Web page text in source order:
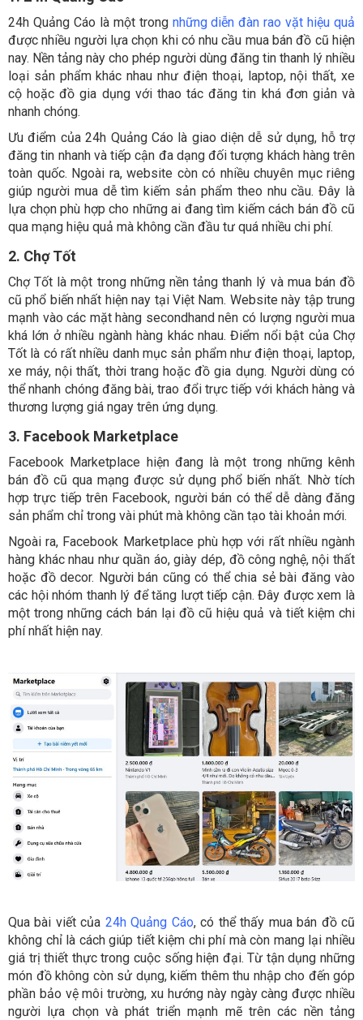
24h Quảng Cáo là một trong những diễn đàn rao vặt hiệu quả
được nhiều người lựa chọn khi có nhu cầu mua bán đồ cũ hiện
nay. Nền tảng này cho phép người dùng đăng tin thanh lý nhiều
loại sản phẩm khác nhau như điện thoại, laptop, nội thất, xe
cộ hoặc đồ gia dụng với thao tác đăng tin khá đơn giản và
nhanh chóng.
Ưu điểm của 24h Quảng Cáo là giao diện dễ sử dụng, hỗ trợ
đăng tin nhanh và tiếp cận đa dạng đối tượng khách hàng trên
toàn quốc. Ngoài ra, website còn có nhiều chuyên mục riêng
giúp người mua dễ tìm kiếm sản phẩm theo nhu cầu. Đây là
lựa chọn phù hợp cho những ai đang tìm kiếm cách bán đồ cũ
qua mạng hiệu quả mà không cần đầu tư quá nhiều chi phí.
2. Chợ Tốt
Chợ Tốt là một trong những nền tảng thanh lý và mua bán đồ
cũ phổ biến nhất hiện nay tại Việt Nam. Website này tập trung
mạnh vào các mặt hàng secondhand nên có lượng người mua
khá lớn ở nhiều ngành hàng khác nhau. Điểm nổi bật của Chợ
Tốt là có rất nhiều danh mục sản phẩm như điện thoại, laptop,
xe máy, nội thất, thời trang hoặc đồ gia dụng. Người dùng có
thể nhanh chóng đăng bài, trao đổi trực tiếp với khách hàng và
thương lượng giá ngay trên ứng dụng.
3. Facebook Marketplace
Facebook Marketplace hiện đang là một trong những kênh
bán đồ cũ qua mạng được sử dụng phổ biến nhất. Nhờ tích
hợp trực tiếp trên Facebook, người bán có thể dễ dàng đăng
sản phẩm chỉ trong vài phút mà không cần tạo tài khoản mới.
Ngoài ra, Facebook Marketplace phù hợp với rất nhiều ngành
hàng khác nhau như quần áo, giày dép, đồ công nghệ, nội thất
hoặc đồ decor. Người bán cũng có thể chia sẻ bài đăng vào
các hội nhóm thanh lý để tăng lượt tiếp cận. Đây được xem là
một trong những cách bán lại đồ cũ hiệu quả và tiết kiệm chi
phí nhất hiện nay.
Qua bài viết của 24h Quảng Cáo, có thể thấy mua bán đồ cũ
không chỉ là cách giúp tiết kiệm chi phí mà còn mang lại nhiều
giá trị thiết thực trong cuộc sống hiện đại. Từ tận dụng những
món đồ không còn sử dụng, kiếm thêm thu nhập cho đến góp
phần bảo vệ môi trường, xu hướng này ngày càng được nhiều
người lựa chọn và phát triển mạnh mẽ trên các nền tảng